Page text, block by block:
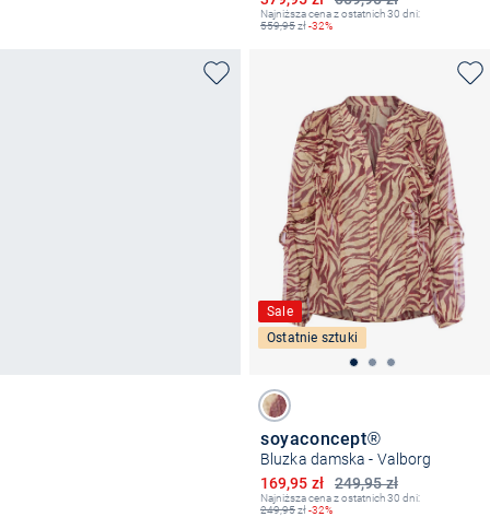
Najniższa cena z ostatnich 30 dni:
559,95zł-32%
Sale
Ostatnie sztuki
soyaconcept®
Bluzka damska - Valborg
249,95 zł
Obniżona cena
169,95 zł
Najniższa cena z ostatnich 30 dni:
249,95zł-32%